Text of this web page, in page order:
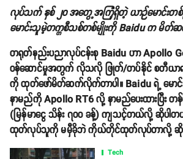
လုပ်သက် နှစ် ၂၀ အတွေ့အကြုံရှိတဲ့ ယာဉ်မောင်းတစ်
မောင်းသူမဲ့တက္ကစီသစ်တစ်မျိုးကို Baidu က မိ
တရုတ်နည်းပညာလုပ်ငန်းစု Baidu ဟာ Apollo
ဝန်ဆောင်မှုအတွက် လိုသလို ဖြုတ်/တပ်နိုင် စတီယာရ
ကို ထုတ်ဖော်မိတ်ဆက်လိုက်တာပါ။ Baidu ရဲ့ မောင်
နာမည်ကို Apollo RT6 လို့ နာမည်ပေးထားပြီး တ
(မြန်မာငွေ သိန်း ၇၀၀ ခန့်) ကျသင့်တယ်လို့ ဆိုပါတ
ထုတ်လုပ်သူကို မမှီခိုဘဲ ကိုယ်တိုင်ထုတ်လုပ်တာလို့ ဆို
Tech